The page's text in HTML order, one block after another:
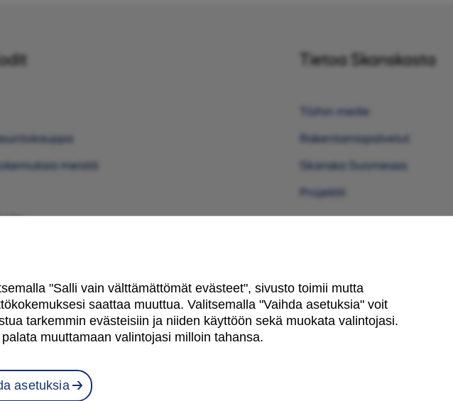
meistä
Tietoa Skanskasta
Töihin meille
Rakentamispalvelut
Skanska Suomessa
Projektit
"Salli vain välttämättömät evästeet", sivusto toimii mutta
saattaa muuttua. Valitsemalla "Vaihda asetuksia" voit
tarkemmin evästeisiin ja niiden käyttöön sekä muokata valintojasi.
muuttamaan valintojasi milloin tahansa.
asetuksia